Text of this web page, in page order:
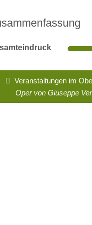
Veranstaltungen im
Oper von Giuseppe